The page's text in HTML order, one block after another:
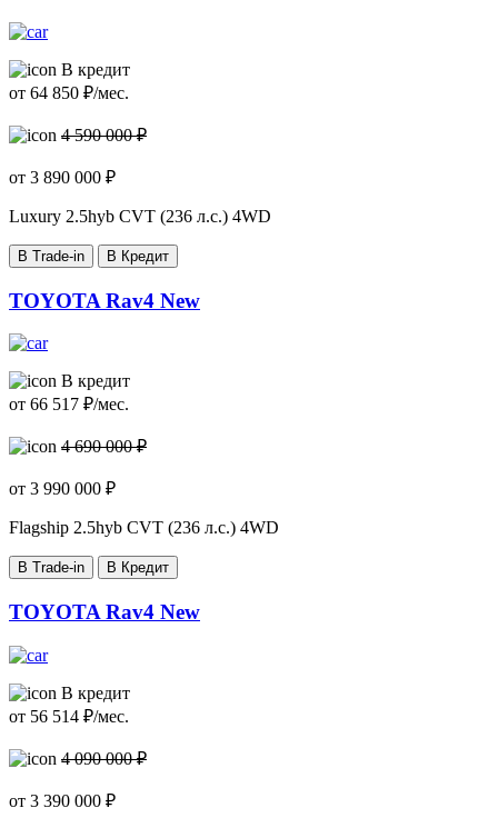
В кредит
от 64 850 ₽/мес.
4 590 000 ₽
от 3 890 000 ₽
Luxury 2.5hyb CVT (236 л.с.) 4WD
В Trade-in В Кредит
TOYOTA Rav4 New
В кредит
от 66 517 ₽/мес.
4 690 000 ₽
от 3 990 000 ₽
Flagship 2.5hyb CVT (236 л.с.) 4WD
В Trade-in В Кредит
TOYOTA Rav4 New
В кредит
от 56 514 ₽/мес.
4 090 000 ₽
от 3 390 000 ₽